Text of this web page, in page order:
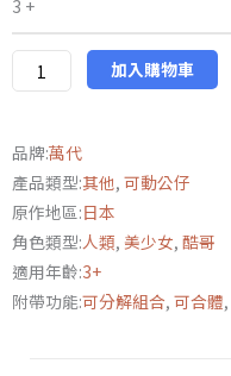
3 +
士
GEATS》
RCF
PB05
面
騎
士
娜
貓
&
加入購物車
品牌:萬代
產品類型:其他, 可動公仔
原作地區:日本
角色類型:人類, 美少女, 酷哥
適用年齡:3+
附帶功能:可分解組合, 可合體,